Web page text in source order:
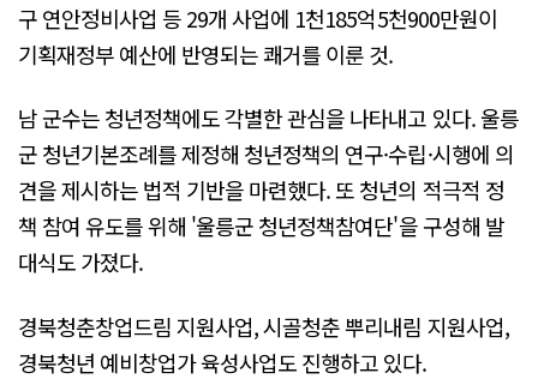
구 연안정비사업 등 29개 사업에 1천185억5천900만원이
기획재정부 예산에 반영되는 쾌거를 이룬 것.
남 군수는 청년정책에도 각별한 관심을 나타내고 있다. 울릉
군 청년기본조례를 제정해 청년정책의 연구·수립·시행에 의
견을 제시하는 법적 기반을 마련했다. 또 청년의 적극적 정
책 참여 유도를 위해 '울릉군 청년정책참여단'을 구성해 발
대식도 가졌다.
경북청춘창업드림 지원사업, 시골청춘 뿌리내림 지원사업,
경북청년 예비창업가 육성사업도 진행하고 있다.